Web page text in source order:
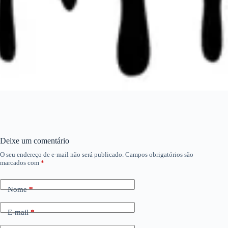
Deixe um comentário
O seu endereço de e-mail não será publicado. Campos obrigatórios são
marcados com *
Nome*
E-mail*